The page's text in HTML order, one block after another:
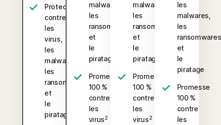
Protection
contre
les
virus,
les
malwares,
les
ransomwares
et
le
piratage
malwares,
les
ransomwares
et
le
piratage
Promesse
100 %
contre
les
virus2
malwares,
les
ransomwares
et
le
piratage
Promesse
100 %
contre
les
virus2
les
malwares,
les
ransomwares
et
le
piratage
Promesse
100 %
contre
les